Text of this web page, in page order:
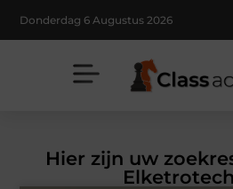
Donderdag 6 Augustus 2026
Hier zijn uw